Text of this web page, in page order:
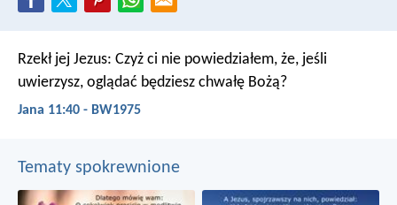
Rzekł jej Jezus: Czyż ci nie powiedziałem, że, jeśli
uwierzysz, oglądać będziesz chwałę Bożą?
Jana 11:40 - BW1975
Tematy spokrewnione